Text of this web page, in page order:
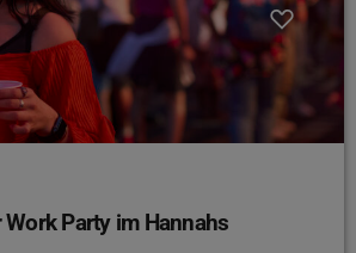
Party im Hannahs